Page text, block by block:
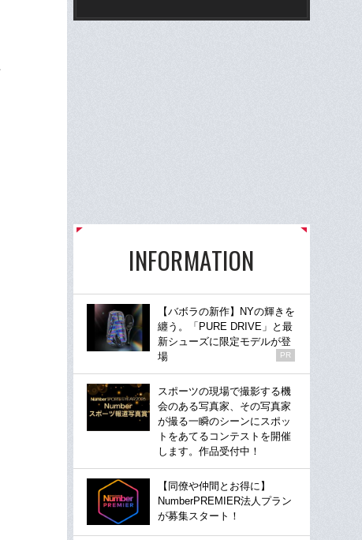
INFORMATION
【バボラの新作】NYの輝きを
纏う。「PURE DRIVE」と最
新シューズに限定モデルが登
場
PR
スポーツの現場で撮影する機
会のある写真家、その写真家
が撮る一瞬のシーンにスポッ
トをあてるコンテストを開催
します。作品受付中！
【同僚や仲間とお得に】
NumberPREMIER法人プラン
が募集スタート！